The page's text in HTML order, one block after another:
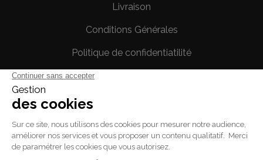
Livraison
Conditions Générales
Politique de confidentiatilité
Votre compte
Informations personnelles